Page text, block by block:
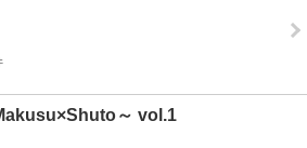
～ vol.1